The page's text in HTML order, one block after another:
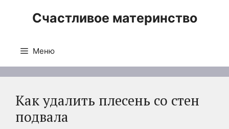
Счастливое материнство
Меню
Как удалить плесень со стен
подвала